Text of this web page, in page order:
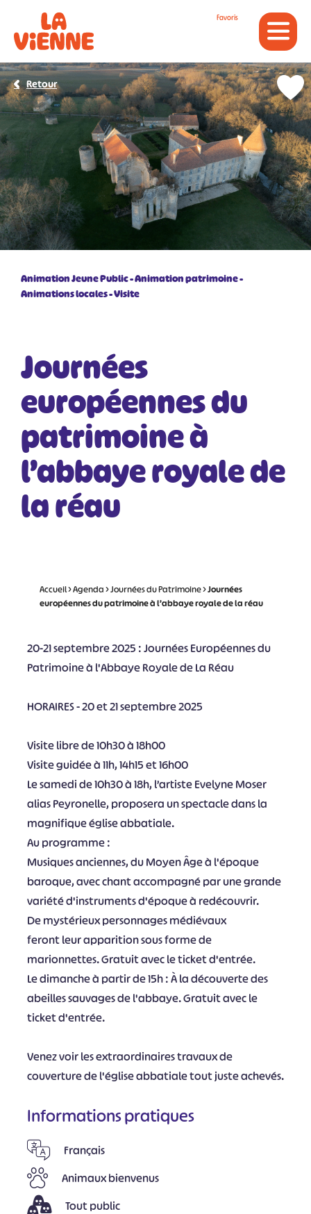
Favoris
Animation Jeune Public Animation patrimoine
Animations locales Visite
Journées
européennes du
patrimoine à
l’abbaye royale de
la réau
Retour
Accueil>Agenda>Journées du Patrimoine>Journées
européennes du patrimoine à l’abbaye royale de la réau
20-21 septembre 2025 : Journées Européennes du
Patrimoine à l'Abbaye Royale de La Réau
HORAIRES - 20 et 21 septembre 2025
Visite libre de 10h30 à 18h00
Visite guidée à 11h, 14h15 et 16h00
Le samedi de 10h30 à 18h, l’artiste Evelyne Moser
alias Peyronelle, proposera un spectacle dans la
magnifique église abbatiale.
Au programme :
Musiques anciennes, du Moyen Âge à l'époque
baroque, avec chant accompagné par une grande
variété d'instruments d'époque à redécouvrir.
De mystérieux personnages médiévaux
feront leur apparition sous forme de
marionnettes. Gratuit avec le ticket d'entrée.
Le dimanche à partir de 15h : À la découverte des
abeilles sauvages de l'abbaye. Gratuit avec le
ticket d'entrée.
Venez voir les extraordinaires travaux de
couverture de l'église abbatiale tout juste achevés.
Informations pratiques
Français
Animaux bienvenus
Tout public